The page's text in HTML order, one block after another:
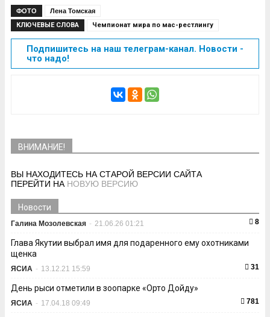
ФОТО Лена Томская
КЛЮЧЕВЫЕ СЛОВА Чемпионат мира по мас-рестлингу
Подпишитесь на наш телеграм-канал. Новости -
что надо!
ВНИМАНИЕ!
ВЫ НАХОДИТЕСЬ НА СТАРОЙ ВЕРСИИ САЙТА
ПЕРЕЙТИ НА НОВУЮ ВЕРСИЮ
Новости
Галина Мозолевская - 21.06.26 01:21 8
Глава Якутии выбрал имя для подаренного ему охотниками
щенка
ЯСИА - 13.12.21 15:59 31
День рыси отметили в зоопарке «Орто Дойду»
ЯСИА - 17.04.18 09:49 781